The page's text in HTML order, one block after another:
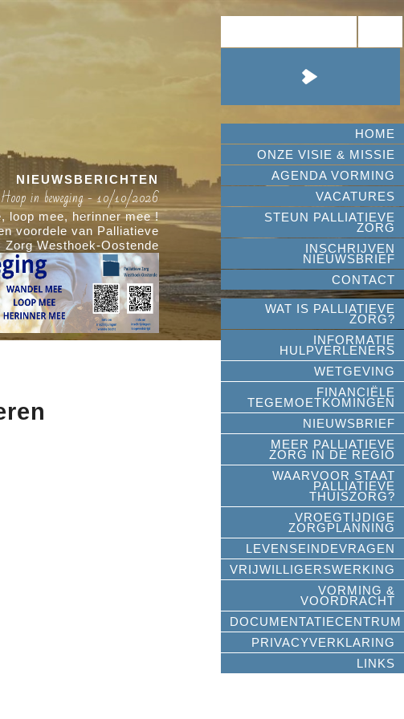
HOME
ONZE VISIE & MISSIE
AGENDA VORMING
VACATURES
STEUN PALLIATIEVE
ZORG
INSCHRIJVEN
NIEUWSBRIEF
CONTACT
WAT IS PALLIATIEVE
ZORG?
INFORMATIE
HULPVERLENERS
WETGEVING
FINANCIËLE
TEGEMOETKOMINGEN
NIEUWSBRIEF
MEER PALLIATIEVE
ZORG IN DE REGIO
WAARVOOR STAAT
PALLIATIEVE
THUISZORG?
VROEGTIJDIGE
ZORGPLANNING
LEVENSEINDEVRAGEN
VRIJWILLIGERSWERKING
VORMING &
VOORDRACHT
DOCUMENTATIECENTRUM
PRIVACYVERKLARING
LINKS
NIEUWSBERICHTEN
Hoop in beweging - 10/10/2026
loop mee, herinner mee !
voordele van Palliatieve
Zorg Westhoek-Oostende
Hoop in
Wandel mee, loop mee,
Loop-en wandeltocht ten voordele
Zorg